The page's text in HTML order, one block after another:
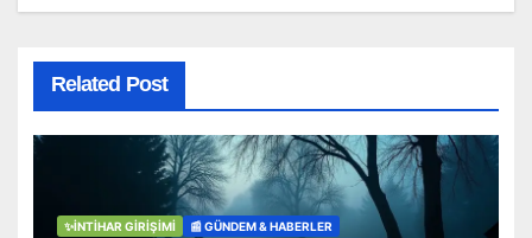
Related Post
✨İNTIHAR GIRIŞIMI 📰 GÜNDEM & HABERLER